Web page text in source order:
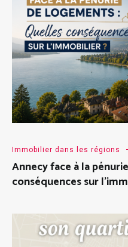
Immobilier dans les régions
Annecy face à la
conséquences sur